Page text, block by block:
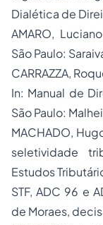
Dialética de
AMARO,
São Paulo:
CARRAZZA,
In: Manual de
São Paulo:
MACHADO,
seletividade
Estudos
STF, ADC 96 e
de Moraes,